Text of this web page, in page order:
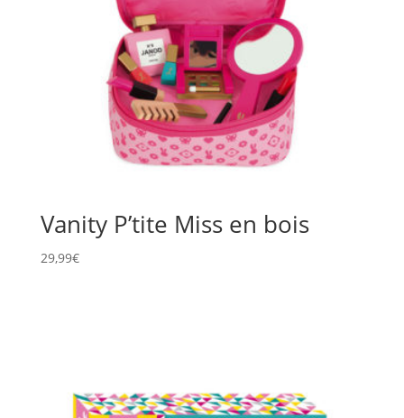
Vanity P’tite Miss en bois
29,99€